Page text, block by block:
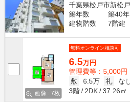
千葉県松戸市新松
築年数
築40年
建物階数
7階建
画像 : 7枚
無料オンライン相談可
6.5万円
管理費等：5,000円
敷
6.5万 礼
な
3階
2DK 37.26㎡